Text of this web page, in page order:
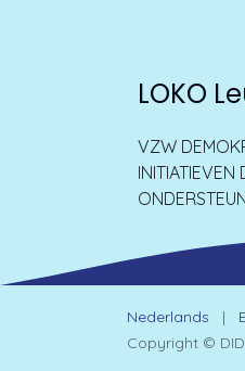
VZW
INITIATIEVEN
LOKO
Copyright ©
Nederlands |